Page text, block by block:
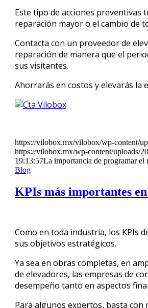
Este tipo de acciones preventivas
reparación mayor o el cambio de
Contacta con un proveedor de
reparación de manera que el
sus visitantes.
Ahorrarás en costos y elevarás la
https://vilobox.mx/vilobox/wp-content/
https://vilobox.mx/wp-content/uploads/
19:13:57La importancia de programar el
Blog
KPIs más importantes
Como en toda industria, los KPIs
sus objetivos estratégicos.
Ya sea en obras completas, en
de elevadores, las empresas de
desempeño tanto en aspectos
Para algunos expertos, basta con